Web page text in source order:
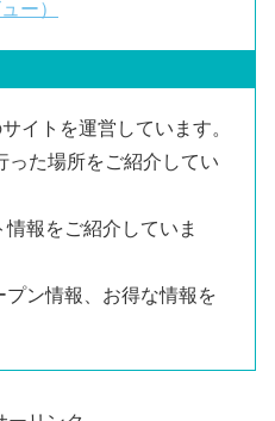
ー）
イトを運営しています。
た場所をご紹介してい
報をご紹介していま
ン情報、お得な情報を